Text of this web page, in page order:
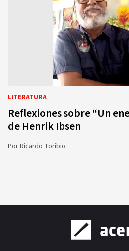
LITERATURA
Reflexiones sobre “Un
de Henrik Ibsen
PorRicardo Toribio